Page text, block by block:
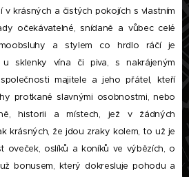
v krásných a čistých pokojích s vlastním
očekávatelné, snídaně a vůbec celé
a stylem co hrdlo ráčí je
u sklenky vína či piva, s nakrájeným
majitele a jeho přátel, kteří
protkané slavnými osobnostmi, nebo
historii a místech, jež v žádných
krásných, že jdou zraky kolem, to už je
oveček, oslíků a koníků ve výbězích, o
bonusem, který dokresluje pohodu a